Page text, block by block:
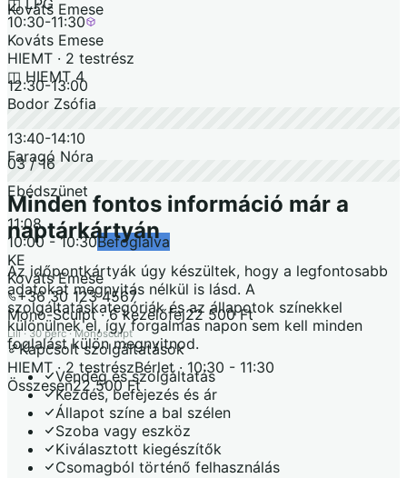
◫LPG
Kováts Emese
10:30-11:30
Kováts Emese
HIEMT · 2 testrész
◫ HIEMT 4
12:30-13:00
Bodor Zsófia
13:40-14:10
Faragó Nóra
Ebédszünet
11:08
10:00-10:30Befoglalva
KE
Kováts Emese
+36 30 123 4567
Mono-Sculpt · 6 kezelőfej22 500 Ft
Lili·30 perc·Monosculpt
Kapcsolt szolgáltatások
HIEMT · 2 testrészBérlet· 10:30 - 11:30
Összesen22 500 Ft
03 / 16
Minden fontos információ már a
naptárkártyán
Az időpontkártyák úgy készültek, hogy a legfontosabb
adatokat megnyitás nélkül is lásd. A
szolgáltatáskategóriák és az állapotok színekkel
különülnek el, így forgalmas napon sem kell minden
foglalást külön megnyitnod.
Vendég és szolgáltatás
Kezdés, befejezés és ár
Állapot színe a bal szélen
Szoba vagy eszköz
Kiválasztott kiegészítők
Csomagból történő felhasználás